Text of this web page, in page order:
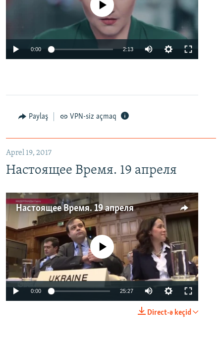
No media source currently available
0:00 2:13
Paylaş VPN-siz açmaq
Aprel 19, 2017
Настоящее Время. 19 апреля
Настоящее Время. 19 апреля
No media source currently available
0:00 25:27
Direct-ə keçid